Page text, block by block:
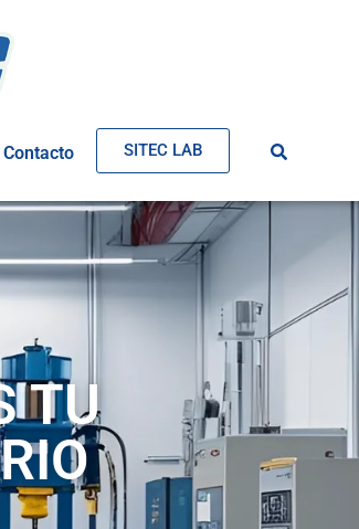
Contacto SITEC LAB
TU